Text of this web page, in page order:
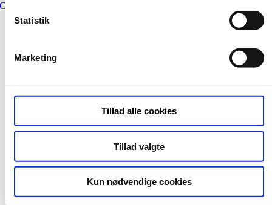
Statistik
Marketing
Tillad alle cookies
Tillad valgte
Kun nødvendige cookies
Cookiepolitik
Page load link
Top